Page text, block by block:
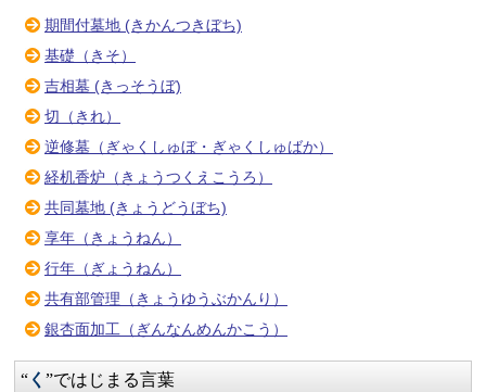
期間付墓地 (きかんつきぼち)
基礎（きそ）
吉相墓 (きっそうぼ)
切（きれ）
逆修墓（ぎゃくしゅぼ・ぎゃくしゅばか）
経机香炉（きょうつくえこうろ）
共同墓地 (きょうどうぼち)
享年（きょうねん）
行年（ぎょうねん）
共有部管理（きょうゆうぶかんり）
銀杏面加工（ぎんなんめんかこう）
“ く ”ではじまる言葉